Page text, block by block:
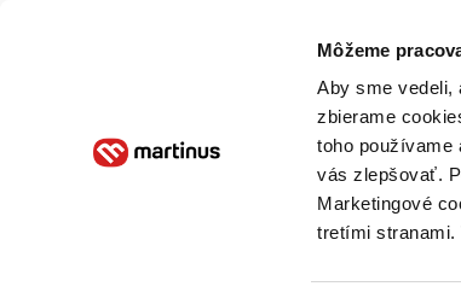
Môžeme
Aby sme vedeli,
zbierame
toho používame
vás zlepšovať.
Marketingové
tretími
O nás